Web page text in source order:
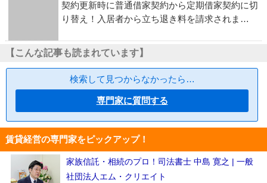
契約更新時に普通借家契約から定期借家契約に切
り替え！入居者から立ち退き料を請求されま…
【こんな記事も読まれています】
検索して見つからなかったら…
専門家に質問する
賃貸経営の専門家をピックアップ！
家族信託・相続のプロ！司法書士 中島 寛之 | 一般
社団法人エム・クリエイト